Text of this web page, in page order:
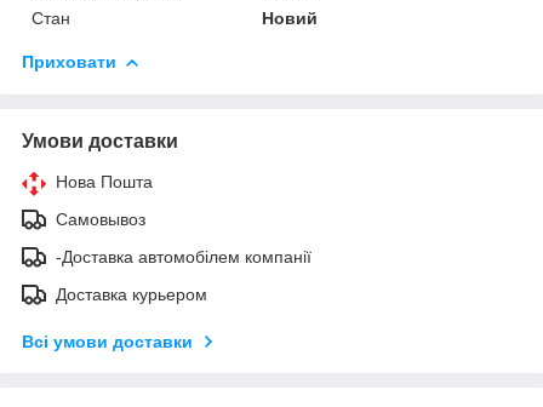
Стан
Новий
Приховати
Умови доставки
Нова Пошта
Самовывоз
-Доставка автомобілем компанії
Доставка курьером
Всі умови доставки